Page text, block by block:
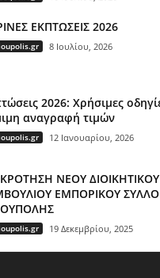
ΕΚΠΤΩΣΕΙΣ 2026
8 Ιουλίου, 2026
2026: Χρήσιμες
αναγραφή τιμών
12 Ιανουαρίου, 2026
ΝΕΟΥ ΔΙΟΙΚΗΤΙΚΟΥ
ΕΜΠΟΡΙΚΟΥ
19 Δεκεμβρίου, 2025